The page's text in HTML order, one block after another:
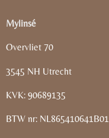
Mylinsé
Overvliet 70
3545 NH Utrecht
KVK: 90689135
BTW nr: NL865410641B01